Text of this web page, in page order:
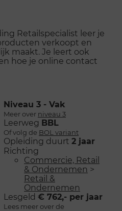
Retailspecialist leer je
verkoopt en
maakt. Je leert ook
hoe je online contact
Niveau 3 - Vak
Meer over niveau 3
Leerweg BBL
Of volg de BOL variant
Opleiding duurt 2 jaar
Richting
Commercie, Retail
& Ondernemen >
Retail &
Ondernemen
Lesgeld € 762,- per jaar
Lees meer over de